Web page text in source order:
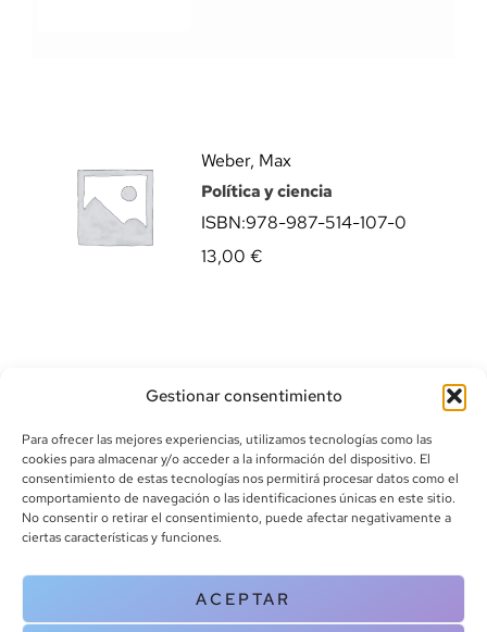
Gestionar consentimiento
Para ofrecer las mejores experiencias, utilizamos tecnologías como las
cookies para almacenar y/o acceder a la información del dispositivo. El
consentimiento de estas tecnologías nos permitirá procesar datos como el
comportamiento de navegación o las identificaciones únicas en este sitio.
No consentir o retirar el consentimiento, puede afectar negativamente a
ciertas características y funciones.
ACEPTAR
Weber, Max
Política y ciencia
ISBN:978-987-514-107-0
13,00 €
info@canoalibros.com
pedidos@canoalibros.com
CONTACTO